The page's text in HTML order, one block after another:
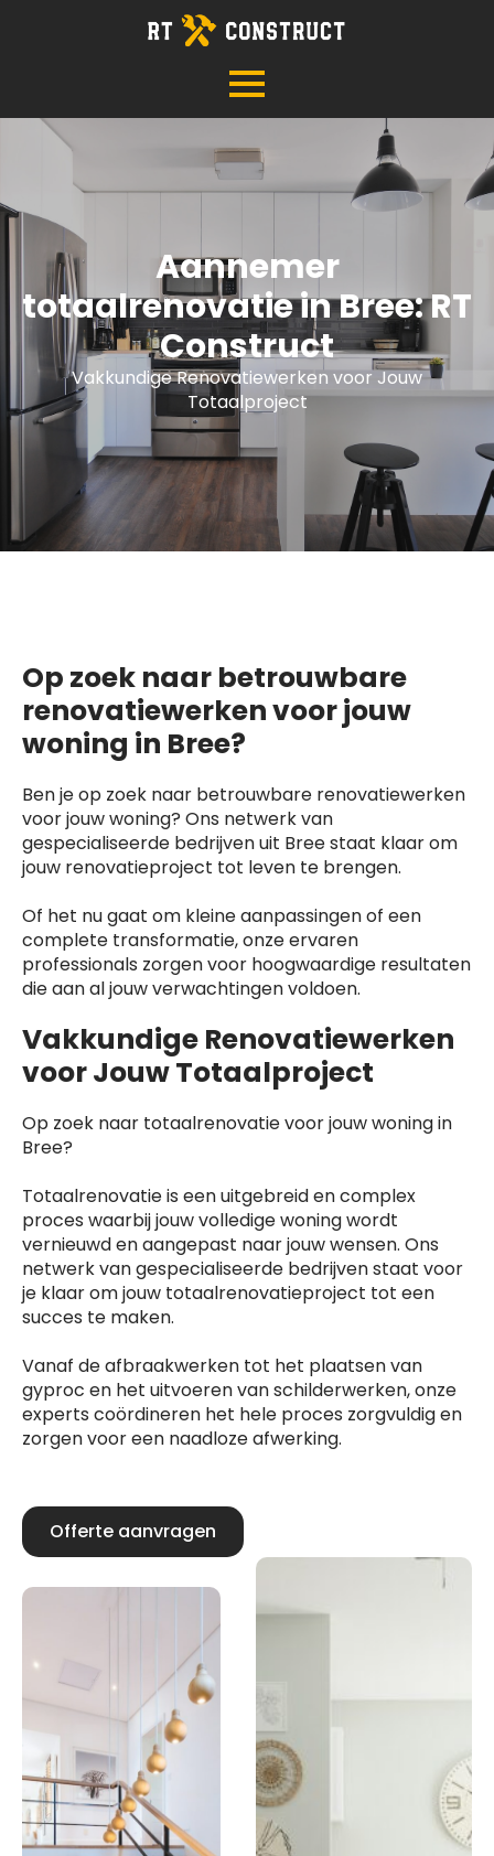
Aannemer
totaalrenovatie in Bree: RT
Construct
Vakkundige Renovatiewerken voor Jouw
Totaalproject
Op zoek naar betrouwbare
renovatiewerken voor jouw
woning in Bree?
Ben je op zoek naar betrouwbare renovatiewerken
voor jouw woning? Ons netwerk van
gespecialiseerde bedrijven uit Bree staat klaar om
jouw renovatieproject tot leven te brengen.
Of het nu gaat om kleine aanpassingen of een
complete transformatie, onze ervaren
professionals zorgen voor hoogwaardige resultaten
die aan al jouw verwachtingen voldoen.
Vakkundige Renovatiewerken
voor Jouw Totaalproject
Op zoek naar totaalrenovatie voor jouw woning in
Bree?
Totaalrenovatie is een uitgebreid en complex
proces waarbij jouw volledige woning wordt
vernieuwd en aangepast naar jouw wensen. Ons
netwerk van gespecialiseerde bedrijven staat voor
je klaar om jouw totaalrenovatieproject tot een
succes te maken.
Vanaf de afbraakwerken tot het plaatsen van
gyproc en het uitvoeren van schilderwerken, onze
experts coördineren het hele proces zorgvuldig en
zorgen voor een naadloze afwerking.
Offerte aanvragen